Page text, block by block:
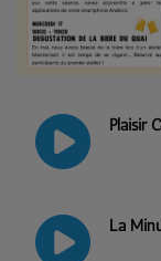
Plaisir
La